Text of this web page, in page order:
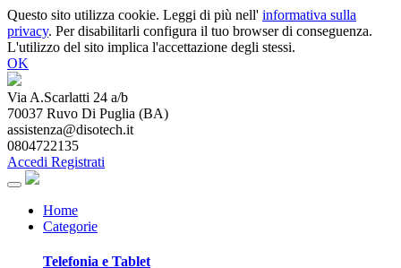
Questo sito utilizza cookie. Leggi di più nell' informativa sulla
privacy. Per disabilitarli configura il tuo browser di conseguenza.
L'utilizzo del sito implica l'accettazione degli stessi.
OK
Via A.Scarlatti 24 a/b
70037 Ruvo Di Puglia (BA)
assistenza@disotech.it
0804722135
Accedi Registrati
Home
Categorie
Telefonia e Tablet